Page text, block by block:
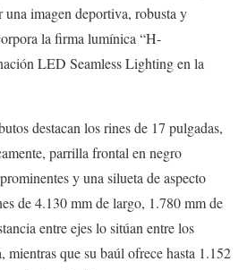
imagen deportiva, robusta y
la firma lumínica “H-
LED Seamless Lighting en la
destacan los rines de 17 pulgadas,
parrilla frontal en negro
y una silueta de aspecto
de 4.130 mm de largo, 1.780 mm de
entre ejes lo sitúan entre los
mientras que su baúl ofrece hasta 1.152